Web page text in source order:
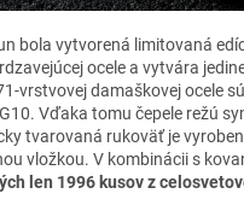
bola vytvorená limitovaná
ocele a vytvára
vrstvovej damaškovej ocele
Vďaka tomu čepele režú
tvarovaná rukoväť je
vložkou. V kombinácii s
len 1996 kusov z